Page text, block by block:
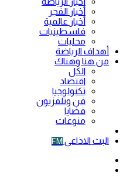
أخبار الفجر
أخبار عالمية
فلسطينيات
محليات
أهداف الرياضة
من هنا وهناك
الكل
اقتصاد
تكنولوجيا
فن وتلفزيون
قضايا
منوعات
البث الاذاعي FM